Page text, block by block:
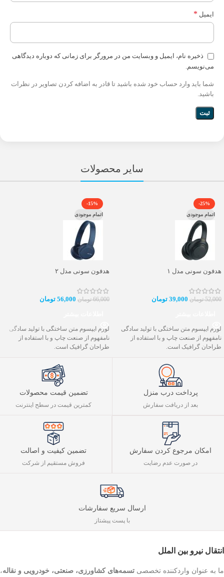
ایمیل *
ذخیره نام، ایمیل و وبسایت من در مرورگر برای زمانی که دوباره دیدگاهی
می‌نویسم.
شما باید وارد حساب خود شده باشید تا قادر به اضافه کردن تصاویر در نظرات
باشید.
سایر محصولات
-25%
اتمام موجودی
هدفون سونی مدل ۱
52,000 تومان 39,000 تومان
لورم ایپسوم متن ساختگی با تولید سادگی
نامفهوم از صنعت چاپ و با استفاده از
طراحان گرافیک است.
-15%
اتمام موجودی
هدفون سونی مدل ۲
66,000 تومان 56,000 تومان
لورم ایپسوم متن ساختگی با تولید سادگی
نامفهوم از صنعت چاپ و با استفاده از
طراحان گرافیک است.
پرداخت درب منزل
بعد از دریافت سفارش
تضمین قیمت محصولات
کمترین قیمت در سطح اینترنت
امکان مرجوع کردن سفارش
در صورت عدم رضایت
تضمین کیفیت و اصالت
فروش مستقیم از شرکت
ارسال سریع سفارشات
با پست پیشتاز
انتقال نیرو بین الملل
ما به عنوان واردکننده تخصصی تسمه‌های کشاورزی، صنعتی، خودرویی و نقاله،